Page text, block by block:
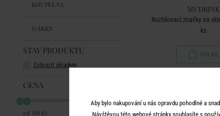
KOUPELNA
DÁRKY
STAV PRODUKTU
Zobrazit skladem
CENA
199 Kč 199 Kč
MY DRINK
Rozlišovací značky na
ks
199 Kč
Aby bylo nakupování u nás opravdu pohodlné a
Návštěvou této webové stránky souhlasíte s